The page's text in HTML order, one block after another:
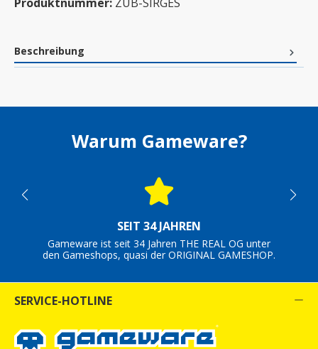
Beschreibung
Warum Gameware?
SEIT 34 JAHREN
Gameware ist seit 34 Jahren THE REAL OG unter
den Gameshops, quasi der ORIGINAL GAMESHOP.
SERVICE-HOTLINE